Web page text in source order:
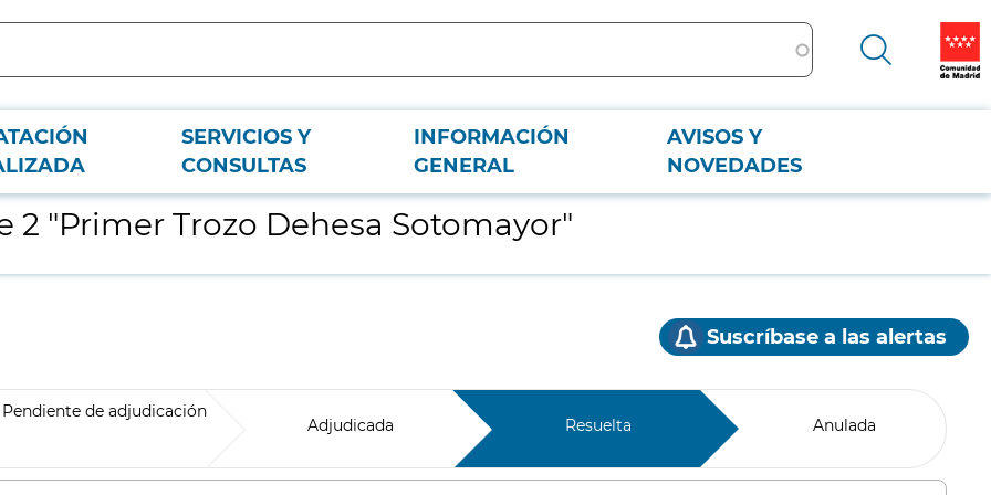
SERVICIOS Y
CONSULTAS
INFORMACIÓN
GENERAL
AVISOS Y
NOVEDADES
"Primer Trozo Dehesa Sotomayor"
Suscríbase a las alertas
Pendiente de adjudicación
Adjudicada Resuelta Anulada